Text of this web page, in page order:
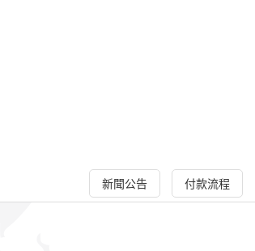
新聞公告 付款流程